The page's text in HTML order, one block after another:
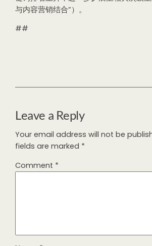
与内容营销结合”）。
##
Leave a Reply
Your email address will not be
fields are marked *
Comment *